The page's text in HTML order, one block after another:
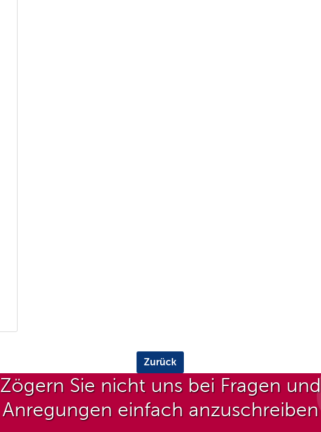
Zurück
Zögern Sie nicht uns bei Fragen und
Anregungen einfach anzuschreiben